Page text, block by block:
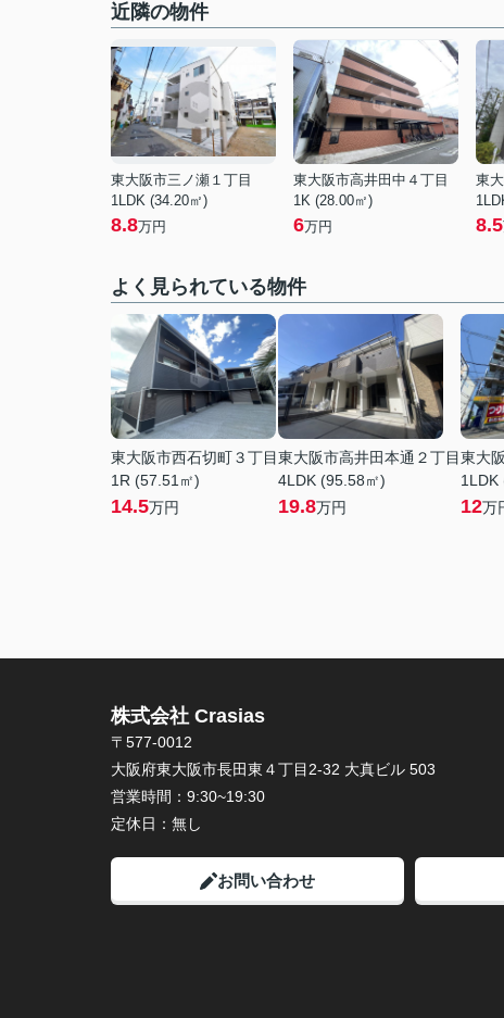
近隣の物件
東大阪市三ノ瀬１丁目
1LDK (34.20㎡)
8.8万円
東大阪市高井田中４丁目
1K (28.00㎡)
6万円
東
8.5
よく見られている物件
東大阪市西石切町３丁目
1R (57.51㎡)
14.5万円
東大阪市高井田本通２丁目
4LDK (95.58㎡)
19.8万円
東大
1LDK
12万
株式会社 Crasias
〒577-0012
大阪府東大阪市長田東４丁目2-32 大真ビル 503
営業時間： 9:30~19:30
定休日： 無し
お問い合わせ